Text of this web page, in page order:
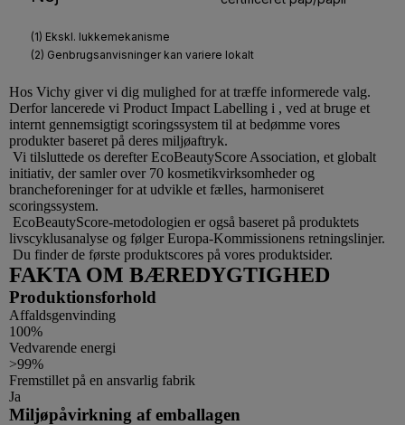
Hos Vichy giver vi dig mulighed for at træffe informerede valg.
Derfor lancerede vi Product Impact Labelling i , ved at bruge et
internt gennemsigtigt scoringssystem til at bedømme vores
produkter baseret på deres miljøaftryk.
Vi tilsluttede os derefter EcoBeautyScore Association, et globalt
initiativ, der samler over 70 kosmetikvirksomheder og
brancheforeninger for at udvikle et fælles, harmoniseret
scoringssystem.
EcoBeautyScore-metodologien er også baseret på produktets
livscyklusanalyse og følger Europa-Kommissionens retningslinjer.
Du finder de første produktscores på vores produktsider.
FAKTA OM BÆREDYGTIGHED
Produktionsforhold
Affaldsgenvinding
100%
Vedvarende energi
>99%
Fremstillet på en ansvarlig fabrik
Ja
Miljøpåvirkning af emballagen